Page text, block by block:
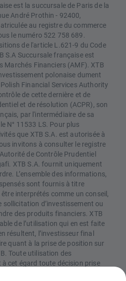
est la succursale de Paris de la
André Prothin - 92400,
au registre du commerce
le numéro 522 758 689.
de l'article L.621-9 du Code
S.A Succursale française est
Marchés Financiers (AMF). XTB
polonaise dument
Financial Services Authority
de cette dernière et de
et de résolution (ACPR), son
par l'intermédiaire de sa
N° 11533 LS. Pour plus
que XTB S.A. est autorisée à
invitons à consulter le registre
de Contrôle Prudentiel
XTB S.A. fournit uniquement
L’ensemble des informations,
sont fournis à titre
interprétés comme un conseil,
d’investissement ou
des produits financiers. XTB
de l’utilisation qui en est faite
résultent, l’investisseur final
quant à la prise de position sur
Toute utilisation des
cet égard toute décision prise